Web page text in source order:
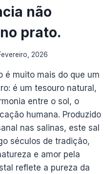
não
prato.
2026
é muito mais do que um
é um tesouro natural,
entre o sol, o
humana. Produzido
nas salinas, este sal
séculos de tradição,
e amor pela
reflete a pureza da